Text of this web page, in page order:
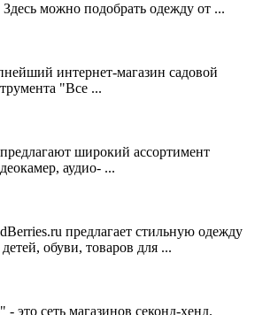
можно подобрать одежду от ...
интернет-магазин садовой
"Все ...
широкий ассортимент
аудио- ...
предлагает стильную одежду
обуви, товаров для ...
это сеть магазинов секонд-хенд.